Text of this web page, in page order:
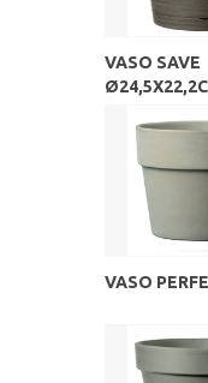
VASO SAVE
VASO